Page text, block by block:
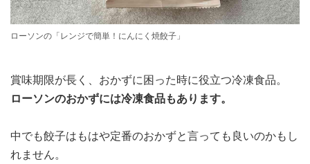
ローソンの「レンジで簡単！にんにく焼餃子」
賞味期限が長く、おかずに困った時に役立つ冷凍食品。
ローソンのおかずには冷凍食品もあります。
中でも餃子はもはや定番のおかずと言っても良いのかもし
れません。